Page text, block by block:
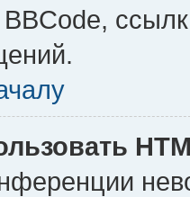
BBCode,